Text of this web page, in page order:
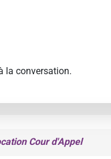
la conversation.
Cour d'Appel